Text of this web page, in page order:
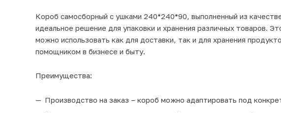
Короб самосборный с ушками 240*240*90, выполненный из
идеальное решение для упаковки и хранения различных товаров.
можно использовать как для доставки, так и для хранения
помощником в бизнесе и быту.
Преимущества:
Производство на заказ – короб можно адаптировать под